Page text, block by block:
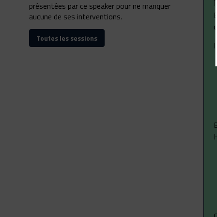
présentées par ce speaker pour ne manquer
aucune de ses interventions.
Toutes les sessions